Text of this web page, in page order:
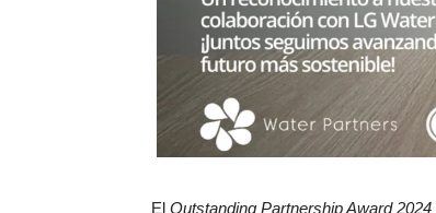
El Outstanding Partnership Award 2024